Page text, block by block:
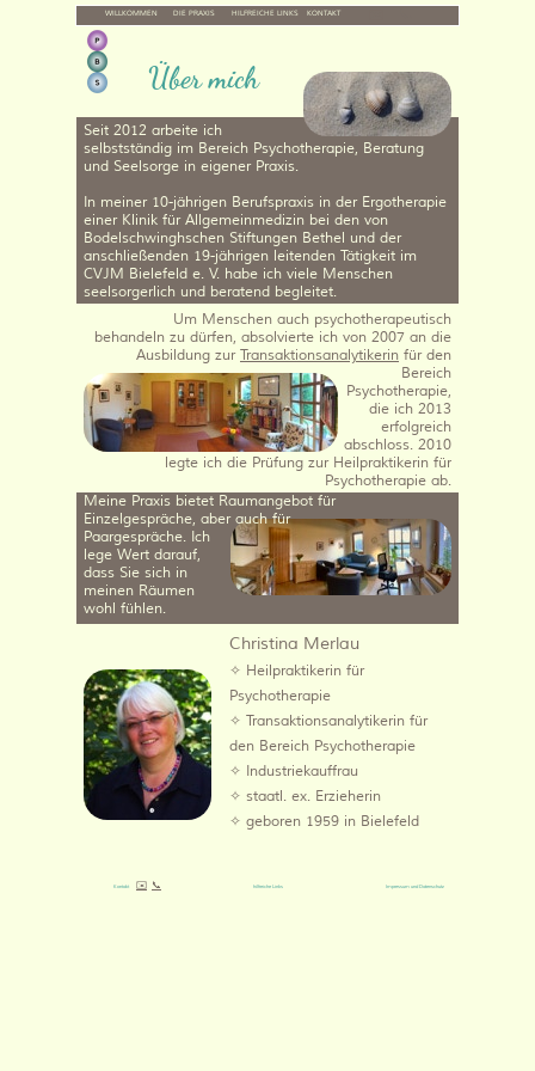
WILLKOMMEN DIE PRAXIS HILFREICHE LINKS KONTAKT
Über mich
Seit 2012 arbeite ich
selbstständig im Bereich Psychotherapie, Beratung
und Seelsorge in eigener Praxis.
In meiner 10-jährigen Berufspraxis in der Ergotherapie
einer Klinik für Allgemeinmedizin bei den von
Bodelschwinghschen Stiftungen Bethel und der
anschließenden 19-jährigen leitenden Tätigkeit im
CVJM Bielefeld e. V. habe ich viele Menschen
seelsorgerlich und beratend begleitet.
Um Menschen auch psychotherapeutisch
‍ behandeln zu dürfen, absolvierte ich von 2007 an die
Ausbildung zur Transaktionsanalytikerin für den
Bereich
Psychotherapie,
die ich 2013
erfolgreich
abschloss. 2010
legte ich die Prüfung zur Heilpraktikerin für
Psychotherapie ab.
Meine Praxis bietet Raumangebot für
Einzelgespräche, aber auch für
Paargespräche. Ich
lege Wert darauf,
dass Sie sich in
meinen Räumen
wohl fühlen.
Christina Merlau
✧ Heilpraktikerin für
Psychotherapie
✧ Transaktionsanalytikerin für
den Bereich Psychotherapie
✧ Industriekauffrau
✧ staatl. ex. Erzieherin
✧ geboren 1959 in Bielefeld
Kontakt hilfreiche Links Impressum und Datenschutz
✉️ 📞